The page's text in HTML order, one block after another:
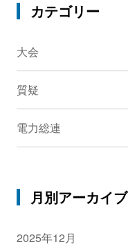
カテゴリー
大会
質疑
電力総連
月別アーカイブ
2025年12月